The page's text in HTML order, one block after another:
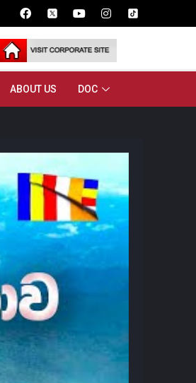
ABOUT US DOC